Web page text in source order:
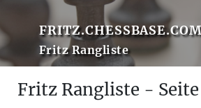
Fritz Rangliste
Fritz Rangliste -